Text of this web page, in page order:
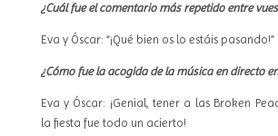
¿Cuál fue el comentario más repetido entre
Eva y Óscar: “¡Qué bien os lo estáis pasando!”
¿Cómo fue la acogida de la música en directo
Eva y Óscar: ¡Genial, tener a las Broken
la fiesta fue todo un acierto!